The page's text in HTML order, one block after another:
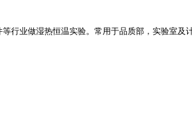
行业做湿热恒温实验。常用于品质部，实验室及计